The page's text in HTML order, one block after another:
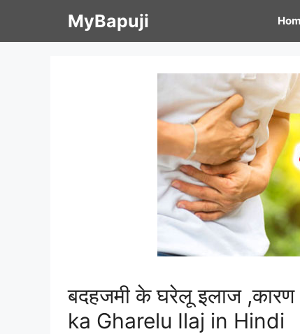
MyBapuji
बदहजमी के घरेलू इलाज
ka Gharelu Ilaj in Hindi